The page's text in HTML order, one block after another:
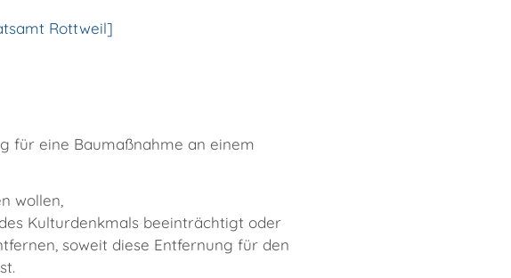
Rottweil]
für eine Baumaßnahme an einem
wollen,
Kulturdenkmals beeinträchtigt oder
soweit diese Entfernung für den